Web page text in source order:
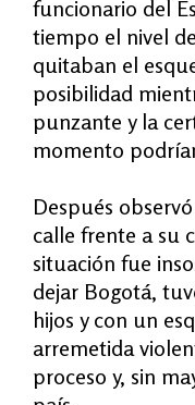
funcionario del
tiempo el nivel
quitaban el
posibilidad
punzante y la
momento
Después
calle frente a su
situación fue
dejar Bogotá,
hijos y con un
arremetida
proceso y, sin